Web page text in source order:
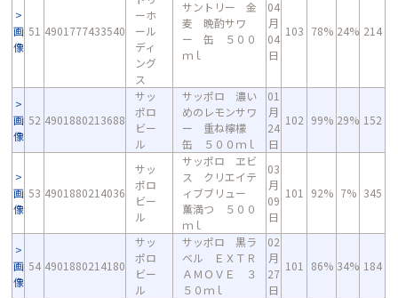
画
像
51 4901777433540
ーホ
ール
ディ
ング
ス
サントリー 金
麦 晩酌サワ
ー 缶 ５００
ｍｌ
04
月
04
日
103 78% 24% 214
画
像
52 4901880213688
サッ
ポロ
ビー
ル
サッポロ 濃い
めのレモンサワ
ー 重ね檸檬
缶 ５００ｍｌ
01
月
24
日
102 99% 29% 152
画
像
53 4901880214036
サッ
ポロ
ビー
ル
サッポロ ヱビ
ス クリエイテ
ィブブリュー
薫満つ ５００
ｍｌ
03
月
09
日
101 92% 7% 345
画
像
54 4901880214180
サッ
ポロ
ビー
ル
サッポロ 黒ラ
ベル ＥＸＴＲ
ＡＭＯＶＥ ３
５０ｍｌ
02
月
27
日
101 86% 34% 184